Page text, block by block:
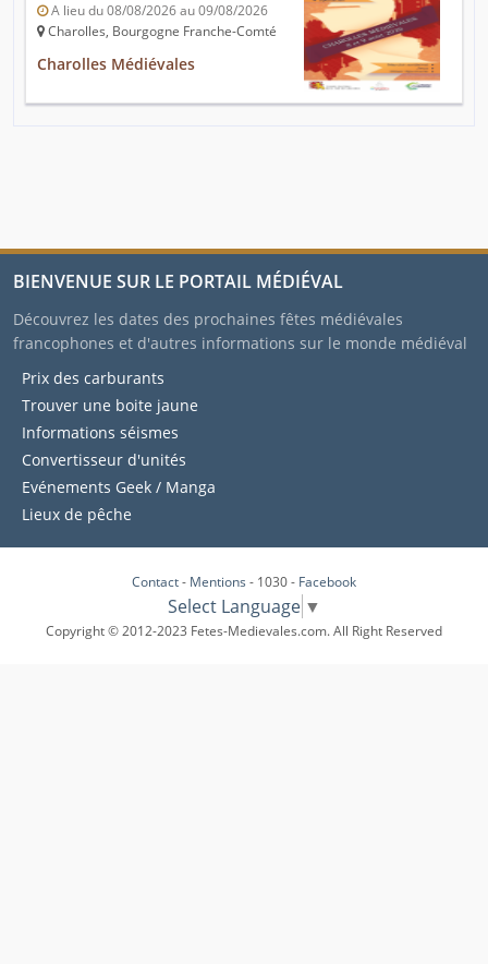
A lieu du 08/08/2026 au 09/08/2026
Charolles, Bourgogne Franche-Comté
Charolles Médiévales
BIENVENUE SUR LE PORTAIL MÉDIÉVAL
Découvrez les dates des prochaines fêtes médiévales
francophones et d'autres informations sur le monde médiéval
Prix des carburants
Trouver une boite jaune
Informations séismes
Convertisseur d'unités
Evénements Geek / Manga
Lieux de pêche
Contact- Mentions - 1030 - Facebook
Select Language ▼
Copyright © 2012-2023 Fetes-Medievales.com. All Right Reserved